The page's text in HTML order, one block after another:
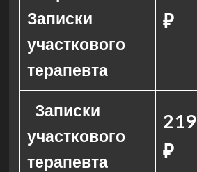
Записки
участкового
терапевта
₽
Записки
участкового
терапевта
219
₽